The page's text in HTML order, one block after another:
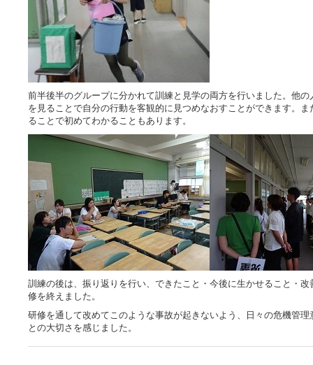
前半後半のグループに分かれて訓練と見学の両方を行いました。他の
を見ることで自分の行動を客観的に見つめなおすことができます。
ることで初めてわかることもあります。
訓練の後は、振り返りを行い、できたこと・今後に生かせること・改
修を終えました。
研修を通して改めてこのような事故が起きないよう、日々の危機管理
との大切さを感じました。